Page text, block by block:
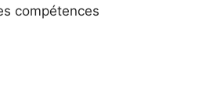
compétences